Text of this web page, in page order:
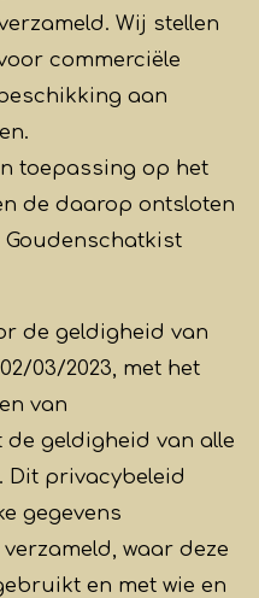
Wij stellen
commerciële
aan
toepassing op het
de daarop ontsloten
de geldigheid van
03/2023, met het
van
de geldigheid van alle
Dit privacybeleid
gegevens
waar deze
en met wie en